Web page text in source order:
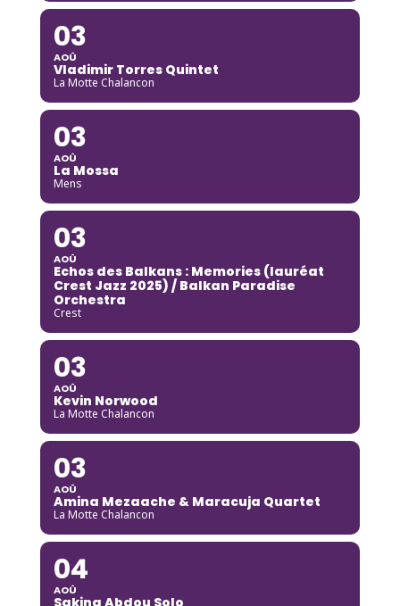
03
AOÛ
Vladimir Torres Quintet
La Motte Chalancon
03
AOÛ
La Mossa
Mens
03
AOÛ
Echos des Balkans : Memories (lauréat
Crest Jazz 2025) / Balkan Paradise
Orchestra
Crest
03
AOÛ
Kevin Norwood
La Motte Chalancon
03
AOÛ
Amina Mezaache & Maracuja Quartet
La Motte Chalancon
04
AOÛ
Sakina Abdou Solo